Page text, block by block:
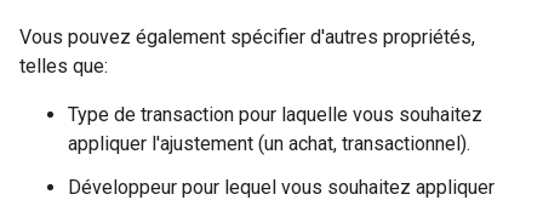
Vous pouvez également spécifier d'autres propriétés,
telles que:
Type de transaction pour laquelle vous souhaitez
appliquer l'ajustement (un achat, transactionnel).
Développeur pour lequel vous souhaitez appliquer